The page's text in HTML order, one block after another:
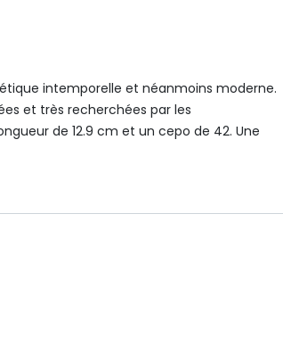
intemporelle et néanmoins moderne.
et très recherchées par les
de 12.9 cm et un cepo de 42. Une